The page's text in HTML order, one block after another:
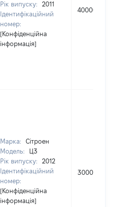
Рік випуску:
2011
Ідентифікаційний
номер:
[Конфіденційна
інформація]
400000
Марка:
Сітроен
Модель:
Ц3
Рік випуску:
2012
Ідентифікаційний
номер:
[Конфіденційна
інформація]
300000